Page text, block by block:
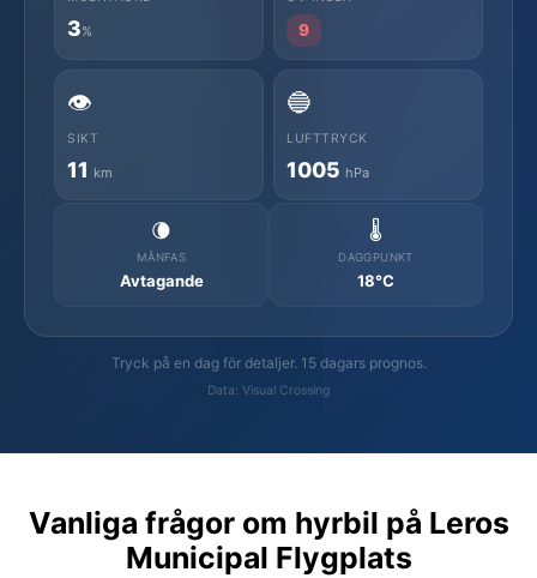
3% 9
👁️
SIKT
11 km
🔵
LUFTTRYCK
1005 hPa
🌘
MÅNFAS
Avtagande
🌡️
DAGGPUNKT
18°C
Tryck på en dag för detaljer. 15 dagars prognos.
Data: Visual Crossing
Vanliga frågor om hyrbil på Leros
Municipal Flygplats